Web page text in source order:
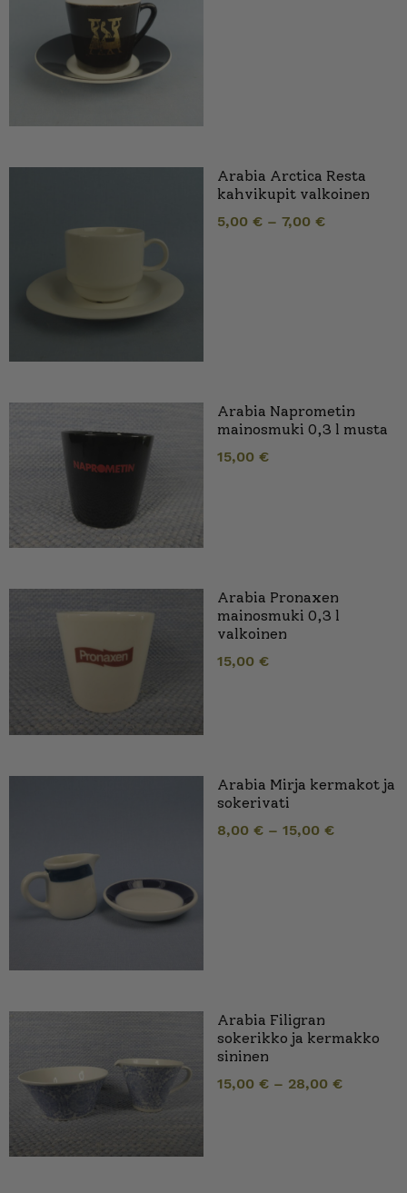
Arabia Arctica Resta
kahvikupit valkoinen
5,00 € – 7,00 €
Arabia Naprometin
mainosmuki 0,3 l musta
15,00 €
Arabia Pronaxen
mainosmuki 0,3 l
valkoinen
15,00 €
Arabia Mirja kermakot ja
sokerivati
8,00 € – 15,00 €
Arabia Filigran
sokerikko ja kermakko
sininen
15,00 € – 28,00 €